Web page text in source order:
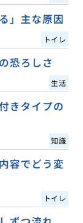
」主な原因
トイレ
恐ろしさ
生活
きタイプの
知識
容でどう変
トイレ